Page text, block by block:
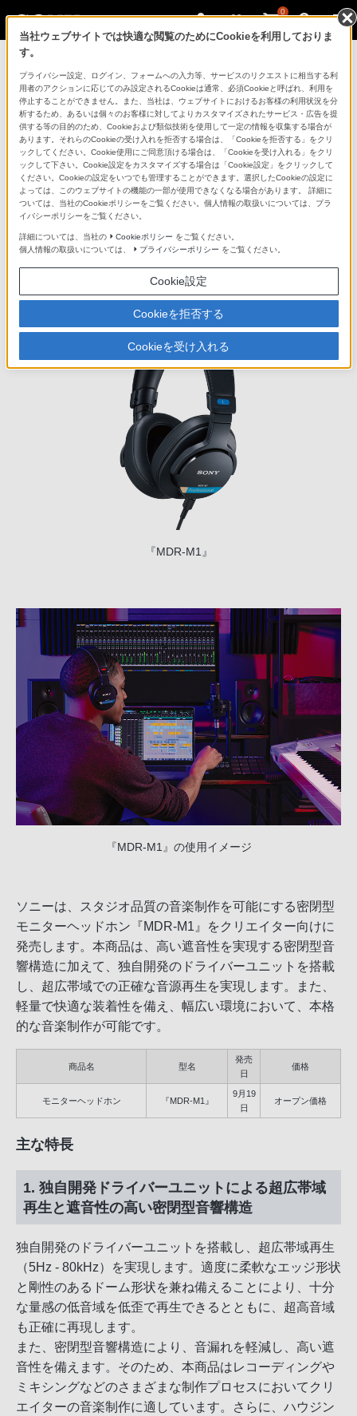
0
2025年8月27日
新商品
スタジオ品質の音楽制作を幅広い環境で可能にす
る
サウンドエンジニアと共創した密閉型モニターヘ
ッドホン『MDR-M1』発売
『MDR-M1』
『MDR-M1』の使用イメージ
ソニーは、スタジオ品質の音楽制作を可能にする密閉型
モニターヘッドホン『MDR-M1』をクリエイター向けに
発売します。本商品は、高い遮音性を実現する密閉型音
響構造に加えて、独自開発のドライバーユニットを搭載
し、超広帯域での正確な音源再生を実現します。また、
軽量で快適な装着性を備え、幅広い環境において、本格
的な音楽制作が可能です。
商品名 型名
発売
日
価格
モニターヘッドホン 『MDR-M1』
9月19
日
オープン価格
主な特長
1. 独自開発ドライバーユニットによる超広帯域
再生と遮音性の高い密閉型音響構造
独自開発のドライバーユニットを搭載し、超広帯域再生
（5Hz - 80kHz）を実現します。適度に柔軟なエッジ形状
と剛性のあるドーム形状を兼ね備えることにより、十分
な量感の低音域を低歪で再生できるとともに、超高音域
も正確に再現します。
また、密閉型音響構造により、音漏れを軽減し、高い遮
音性を備えます。そのため、本商品はレコーディングや
ミキシングなどのさまざまな制作プロセスにおいてクリ
エイターの音楽制作に適しています。さらに、ハウジン
当社ウェブサイトでは快適な閲覧のためにCookieを利用しておりま
す。
プライバシー設定、ログイン、フォームへの入力等、サービスのリクエストに相当する利
用者のアクションに応じてのみ設定されるCookieは通常、必須Cookieと呼ばれ、利用を
停止することができません。また、当社は、ウェブサイトにおけるお客様の利用状況を分
析するため、あるいは個々のお客様に対してよりカスタマイズされたサービス・広告を提
供する等の目的のため、Cookieおよび類似技術を使用して一定の情報を収集する場合が
あります。それらのCookieの受け入れを拒否する場合は、「Cookieを拒否する」をクリ
ックしてください。Cookie使用にご同意頂ける場合は、「Cookieを受け入れる」をクリ
ックして下さい。Cookie設定をカスタマイズする場合は「Cookie設定」をクリックして
ください。Cookieの設定をいつでも管理することができます。選択したCookieの設定に
よっては、このウェブサイトの機能の一部が使用できなくなる場合があります。 詳細に
ついては、当社のCookieポリシーをご覧ください。個人情報の取扱いについては、プラ
イバシーポリシーをご覧ください。
詳細については、当社の Cookieポリシー をご覧ください。
個人情報の取扱いについては、
プライバシーポリシー をご覧ください。
Cookie設定
Cookieを拒否する
Cookieを受け入れる